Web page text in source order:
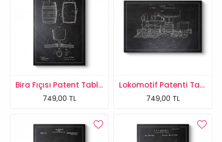
Bira Fıçısı Patent Tablosu
749,00 TL
Lokomotif Patenti Tablosu
749,00 TL